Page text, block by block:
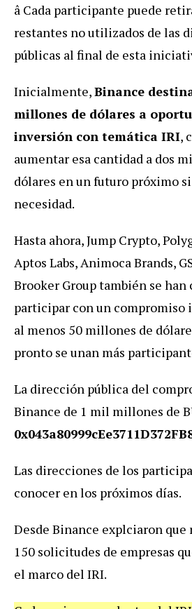
â Cada participante puede
restantes no utilizados de las
públicas al final de esta
Inicialmente,Binance
millones de dólares a
inversión con temática IRI,
aumentar esa cantidad a dos
dólares en un futuro próximo
necesidad.
Hasta ahora, Jump Crypto,
Aptos Labs, Animoca Brands,
Brooker Group también se
participar con un compromiso
al menos 50 millones de
pronto se unan más
La dirección pública del
Binance de 1 mil millones de
Las direcciones de los
conocer en los próximos días.
Desde Binance explciaron que
150 solicitudes de empresas
el marco del IRI.